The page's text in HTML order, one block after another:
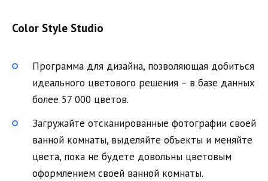
Color Style Studio
Программа для дизайна, позволяющая добиться
идеального цветового решения – в базе данных
более 57 000 цветов.
Загружайте отсканированные фотографии своей
ванной комнаты, выделяйте объекты и меняйте
цвета, пока не будете довольны цветовым
оформлением своей ванной комнаты.